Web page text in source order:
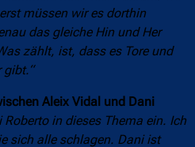
müssen wir es dorthin
das gleiche Hin und Her
zählt, ist, dass es Tore und
gibt.“
Aleix Vidal und Dani
Roberto in dieses Thema ein. Ich
sich alle schlagen. Dani ist